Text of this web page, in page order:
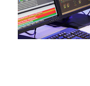
1076